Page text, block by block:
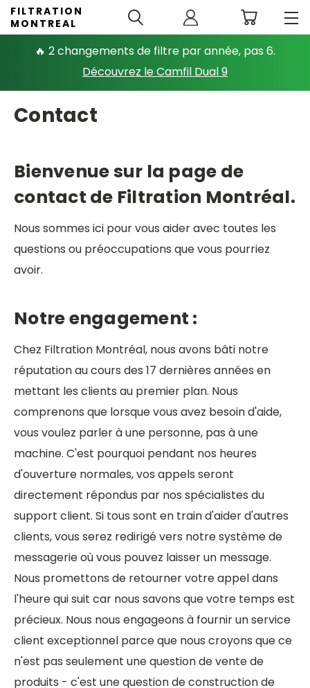
🔥 2 changements de filtre par année, pas 6.
Découvrez le Camfil Dual 9
FILTRATION
MONTREAL
Contact
Bienvenue sur la page de
contact de Filtration Montréal.
Nous sommes ici pour vous aider avec toutes les
questions ou préoccupations que vous pourriez
avoir.
Notre engagement :
Chez Filtration Montréal, nous avons bâti notre
réputation au cours des 17 dernières années en
mettant les clients au premier plan. Nous
comprenons que lorsque vous avez besoin d'aide,
vous voulez parler à une personne, pas à une
machine. C'est pourquoi pendant nos heures
d'ouverture normales, vos appels seront
directement répondus par nos spécialistes du
support client. Si tous sont en train d'aider d'autres
clients, vous serez redirigé vers notre système de
messagerie où vous pouvez laisser un message.
Nous promettons de retourner votre appel dans
l'heure qui suit car nous savons que votre temps est
précieux. Nous nous engageons à fournir un service
client exceptionnel parce que nous croyons que ce
n'est pas seulement une question de vente de
produits - c'est une question de construction de